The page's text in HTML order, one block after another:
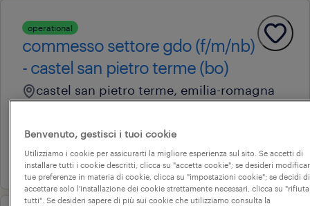
operational
commesso settore gdo (f/m/nb)
- castel san pietro terme (bo)
castel san pietro terme, emilia-romagna
22.000 € - 28.000 € annuale
4 agosto 2026
Benvenuto, gestisci i tuoi cookie
Utilizziamo i cookie per assicurarti la migliore esperienza sul sito. Se accetti di
installare tutti i cookie descritti, clicca su "accetta cookie"; se desideri
tue preferenze in materia di cookie, clicca su "impostazioni cookie"; se decidi di
accettare solo l'installazione dei cookie strettamente necessari, clicca su "rifiuta
tutti". Se desideri sapere di più sui cookie che utilizziamo consulta la